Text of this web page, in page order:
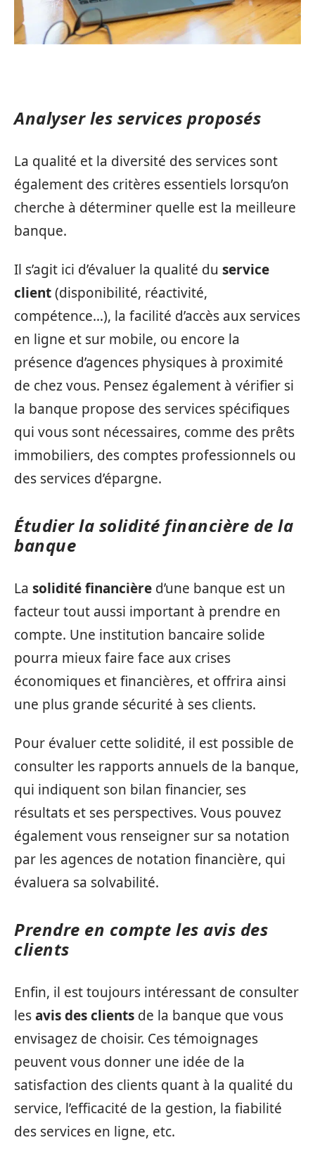
Analyser les services proposés
La qualité et la diversité des services sont
également des critères essentiels lorsqu’on
cherche à déterminer quelle est la meilleure
banque.
Il s’agit ici d’évaluer la qualité du service
client(disponibilité, réactivité,
compétence…), la facilité d’accès aux services
en ligne et sur mobile, ou encore la
présence d’agences physiques à proximité
de chez vous. Pensez également à vérifier si
la banque propose des services spécifiques
qui vous sont nécessaires, comme des prêts
immobiliers, des comptes professionnels ou
des services d’épargne.
Étudier la solidité financière de la
banque
La solidité financière d’une banque est un
facteur tout aussi important à prendre en
compte. Une institution bancaire solide
pourra mieux faire face aux crises
économiques et financières, et offrira ainsi
une plus grande sécurité à ses clients.
Pour évaluer cette solidité, il est possible de
consulter les rapports annuels de la banque,
qui indiquent son bilan financier, ses
résultats et ses perspectives. Vous pouvez
également vous renseigner sur sa notation
par les agences de notation financière, qui
évaluera sa solvabilité.
Prendre en compte les avis des
clients
Enfin, il est toujours intéressant de consulter
lesavis des clients de la banque que vous
envisagez de choisir. Ces témoignages
peuvent vous donner une idée de la
satisfaction des clients quant à la qualité du
service, l’efficacité de la gestion, la fiabilité
des services en ligne, etc.